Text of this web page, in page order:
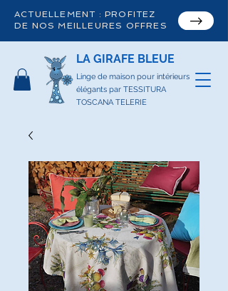
ACTUELLEMENT : PROFITEZ
DE NOS MEILLEURES OFFRES
LA GIRAFE BLEUE
Linge de maison pour intérieurs
élégants par TESSITURA
TOSCANA TELERIE